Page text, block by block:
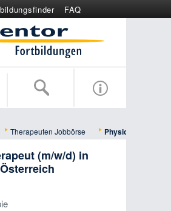
FAQ
Wertgutschein
Therapeuten Jobbörse Physiotherapeut
(m/w/d) in